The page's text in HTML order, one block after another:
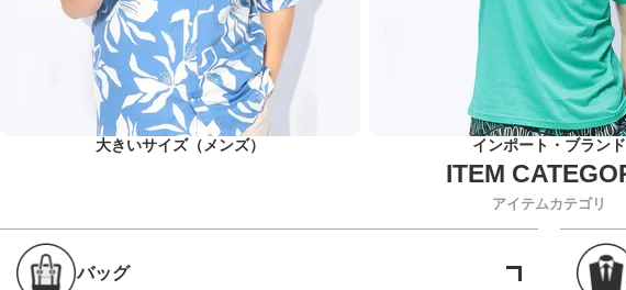
大きいサイズ（メンズ） インポート・ブランド
アイテムカテゴリ
バッグ